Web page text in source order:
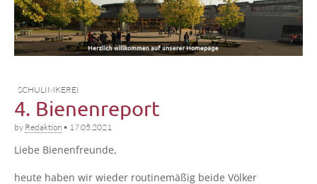
SCHULIMKEREI
4. Bienenreport
by Redaktion • 17.05.2021
Lie­be Bienenfreunde,
heu­te haben wir wie­der rou­ti­ne­mä­ßig bei­de Völ­ker